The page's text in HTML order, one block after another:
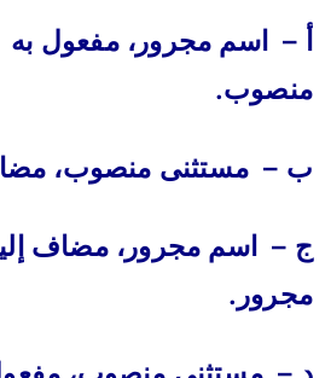
أ – اسم مجرور، مفعول به
ب – مستثنى منصوب،
ج – اسم مجرور، مضاف